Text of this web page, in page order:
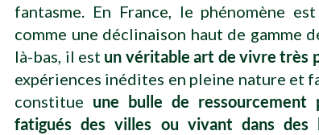
fantasme. En France, le phénomène
comme une déclinaison haut de gamme
là-bas, il est un véritable art de vivre très
expériences inédites en pleine nature et
constitue une bulle de
fatigués des villes ou vivant dans des